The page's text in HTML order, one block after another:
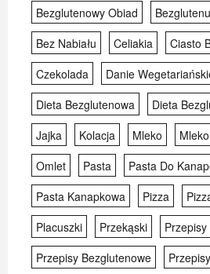
Bezglutenowy Obiad
Bezglutenu
Bez Nabiału
Celiakia
Ciasto
Czekolada
Danie
Dieta Bezglutenowa
Dieta
Jajka
Kolacja Mleko
Omlet
Pasta
Pasta Do
Pasta Kanapkowa
Pizza
Placuszki
Przekąski
Przepisy
Przepisy Bezglutenowe